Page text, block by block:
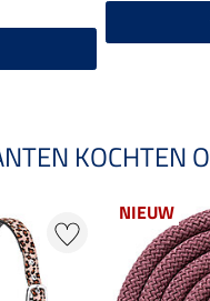
KOCHTEN
NIEUW